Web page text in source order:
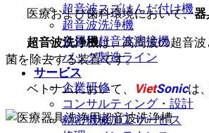
超音波スズはんだ付け機
超音波洗浄機
金属用超音波溶接機
バッグ製造ライン
サービス
企業研修
コンサルティング・設計
精密機械加工サービス
医療および歯科環境において、器
超音波洗浄機は、高周波の超音
菌を除去する装置です。
ベトナムにおいて、 VietSonicは